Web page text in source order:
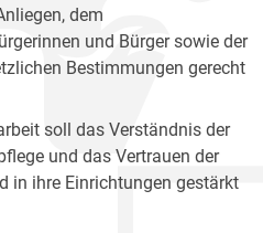
dem
und Bürger sowie der
Bestimmungen gerecht
soll das Verständnis der
und das Vertrauen der
in ihre Einrichtungen gestärkt